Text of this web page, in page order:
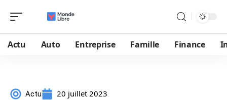
Actu Auto Entreprise Famille Finance
Actu 20 juillet 2023